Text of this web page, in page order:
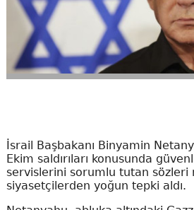
İsrail Başbakanı Binyamin
Ekim saldırıları konusunda
servislerini sorumlu tutan sözleri
siyasetçilerden yoğun tepki aldı.